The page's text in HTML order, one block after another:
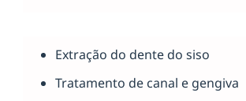
Extração do dente do siso
Tratamento de canal e gengiva